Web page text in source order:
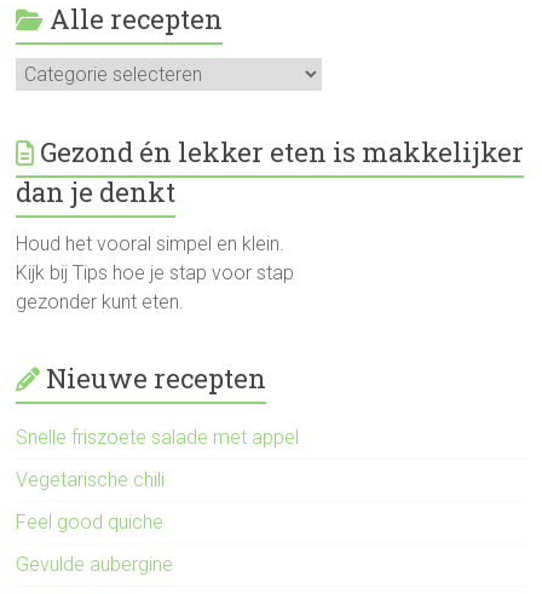
Alle recepten
Alle
recepten
Gezond én lekker eten is makkelijker
dan je denkt
Houd het vooral simpel en klein.
Kijk bij Tips hoe je stap voor stap
gezonder kunt eten.
Nieuwe recepten
Snelle friszoete salade met appel
Vegetarische chili
Feel good quiche
Gevulde aubergine